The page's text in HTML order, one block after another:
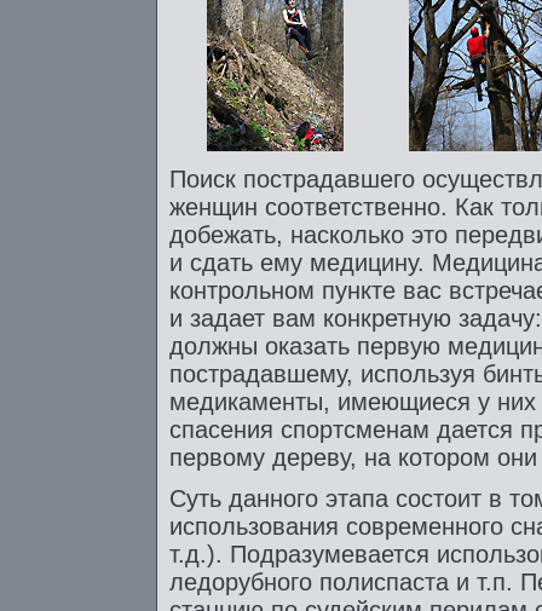
Поиск пострадавшего
женщин соответственно. Как
добежать, насколько это
и сдать ему медицину.
контрольном пункте вас
и задает вам конкретную
должны оказать первую
пострадавшему, используя
медикаменты, имеющиеся у них
спасения спортсменам дается
первому дереву, на котором
Суть данного этапа состоит в
использования современного
т.д.). Подразумевается
ледорубного полиспаста и т.п.